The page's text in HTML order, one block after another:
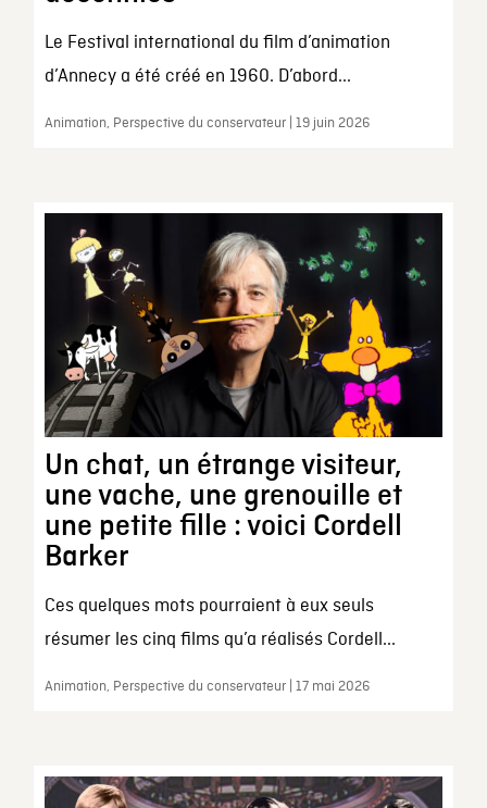
Le Festival international du film d’animation
d’Annecy a été créé en 1960. D’abord...
Animation, Perspective du conservateur | 19 juin 2026
Un chat, un étrange visiteur,
une vache, une grenouille et
une petite fille : voici Cordell
Barker
Ces quelques mots pourraient à eux seuls
résumer les cinq films qu’a réalisés Cordell...
Animation, Perspective du conservateur | 17 mai 2026